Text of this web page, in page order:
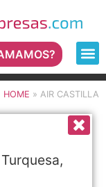
HOME » AIR CASTILLA